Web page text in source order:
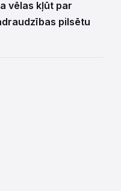
vēlas kļūt par
pilsētu